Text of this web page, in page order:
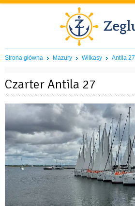
Strona główna Mazury Wilkasy Antila 27
Czarter Antila 27